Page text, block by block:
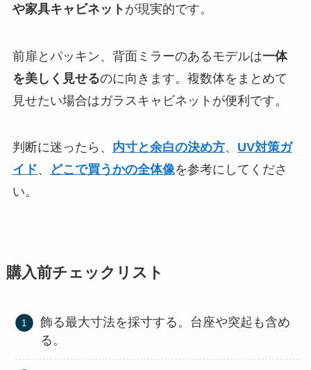
や家具キャビネット が現実的です。
前扉とパッキン、背面ミラーのあるモデルは一体
を美しく見せるのに向きます。複数体をまとめて
見せたい場合はガラスキャビネットが便利です。
判断に迷ったら、 内寸と余白の決め方、 UV対策ガ
イド、 どこで買うかの全体像を参考にしてくださ
い。
購入前チェックリスト
飾る最大寸法を採寸する。台座や突起も含め
る。